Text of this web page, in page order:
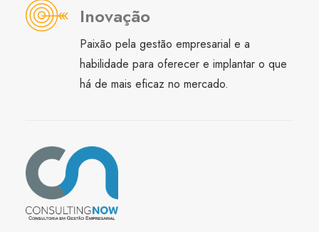
Inovação
Paixão pela gestão empresarial e a
habilidade para oferecer e implantar o que
há de mais eficaz no mercado.